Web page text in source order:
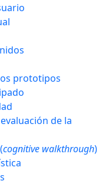
prototipos
de la
cognitive walkthrough)